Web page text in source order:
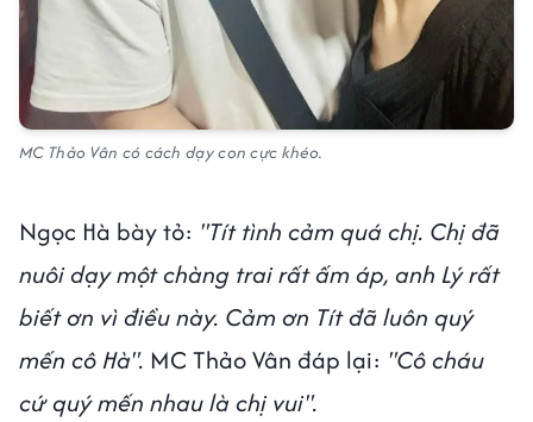
MC Thảo Vân có cách dạy con cực khéo.
Ngọc Hà bày tỏ: "Tít tình cảm quá chị. Chị đã
nuôi dạy một chàng trai rất ấm áp, anh Lý rất
biết ơn vì điều này. Cảm ơn Tít đã luôn quý
mến cô Hà". MC Thảo Vân đáp lại: "Cô cháu
cứ quý mến nhau là chị vui".